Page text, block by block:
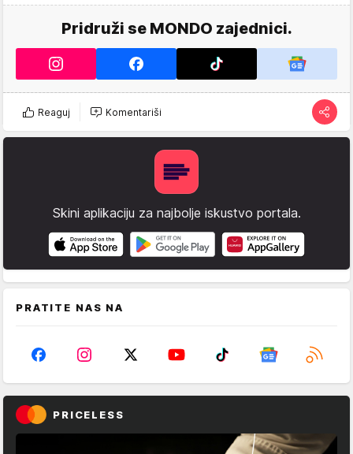
Pridruži se MONDO zajednici.
Reaguj Komentariši
Skini aplikaciju za najbolje iskustvo portala.
PRATITE NAS NA
PRICELESS